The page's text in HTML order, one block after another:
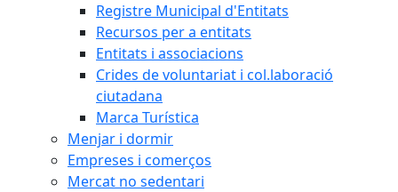
Registre Municipal d'Entitats
Recursos per a entitats
Entitats i associacions
Crides de voluntariat i col.laboració
ciutadana
Marca Turística
Menjar i dormir
Empreses i comerços
Mercat no sedentari